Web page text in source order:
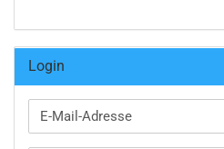
Login
E-
Mail-